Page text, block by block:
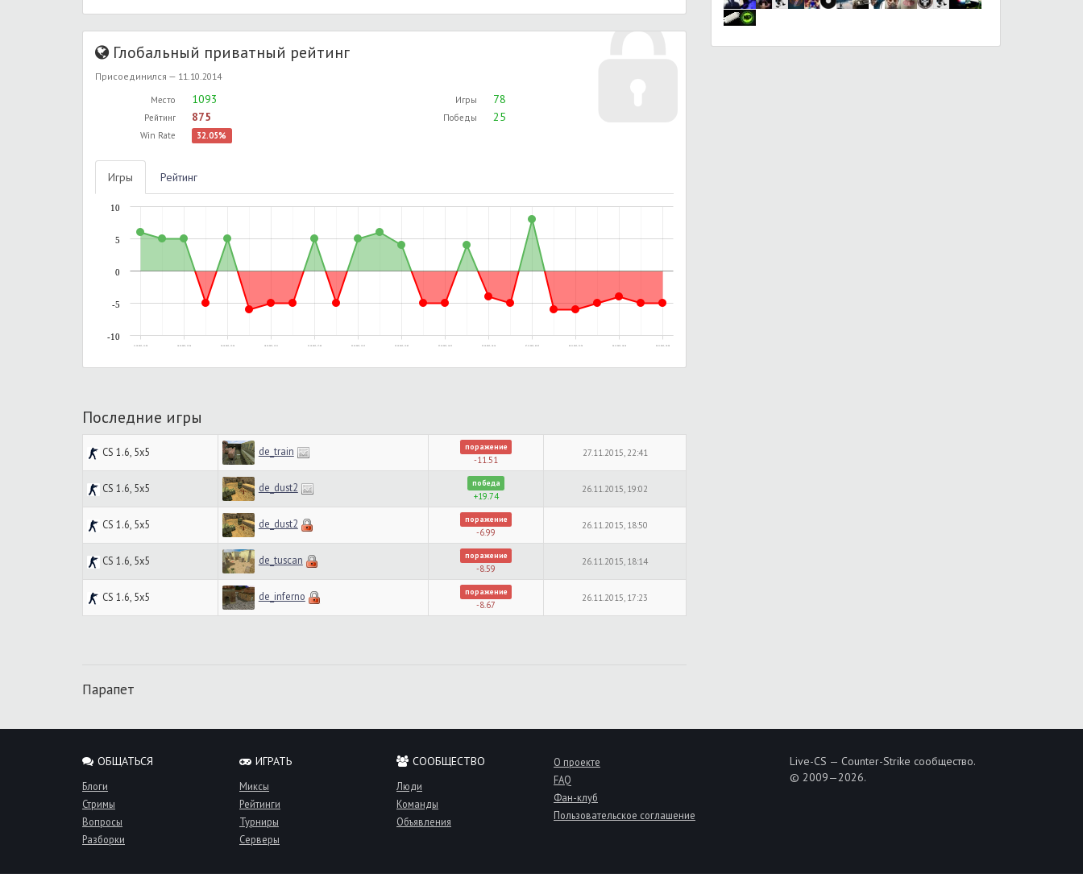
Глобальный приватный рейтинг
Присоединился — 11.10.2014
Место 1093
Рейтинг 875
Win Rate 32.05%
Игры 78
Победы 25
Игры Рейтинг
11.10.2015, 11:58 14.10.2015, 15:34 18.10.2015, 13:24 18.10.2015, 15:11 21.10.2015, 17:06 22.10.2015, 12:15 22.10.2015, 13:45 25.10.2015, 14:33 25.10.2015, 16:14 07.11.2015, 02:25 09.11.2015, 21:54 26.11.2015, 18:14 26.11.2015, 19:28
-10
-5
0
5
10
Последние игры
CS 1.6, 5x5 de_train поражение
-11.51
27.11.2015, 22:41
CS 1.6, 5x5 de_dust2 победа
+19.74
26.11.2015, 19:02
CS 1.6, 5x5 de_dust2 поражение
-6.99
26.11.2015, 18:50
CS 1.6, 5x5 de_tuscan поражение
-8.59
26.11.2015, 18:14
CS 1.6, 5x5 de_inferno поражение
-8.67
26.11.2015, 17:23
Парапет
ОБЩАТЬСЯ
Блоги
Стримы
Вопросы
Разборки
ИГРАТЬ
Миксы
Рейтинги
Турниры
Серверы
СООБЩЕСТВО
Люди
Команды
Объявления
О проекте
FAQ
Фан-клуб
Пользовательское соглашение
Live-CS — Counter-Strike сообщество.
© 2009—2026.